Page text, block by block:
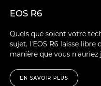
EOS R6
Quels que soient votre
sujet, l'EOS R6 laisse
manière que vous
EN SAVOIR PLUS